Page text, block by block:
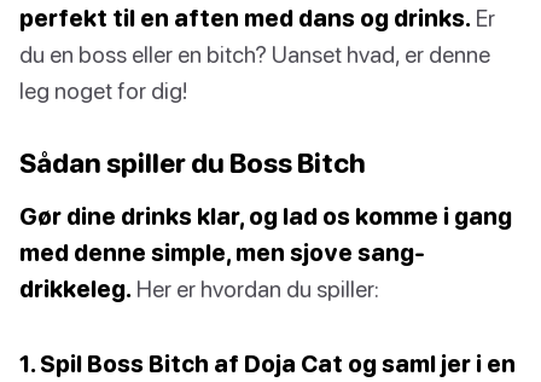
perfekt til en aften med dans og drinks. Er
du en boss eller en bitch? Uanset hvad, er denne
leg noget for dig!
Sådan spiller du Boss Bitch
Gør dine drinks klar, og lad os komme i gang
med denne simple, men sjove sang-
drikkeleg. Her er hvordan du spiller:
1. Spil Boss Bitch af Doja Cat og saml jer i en